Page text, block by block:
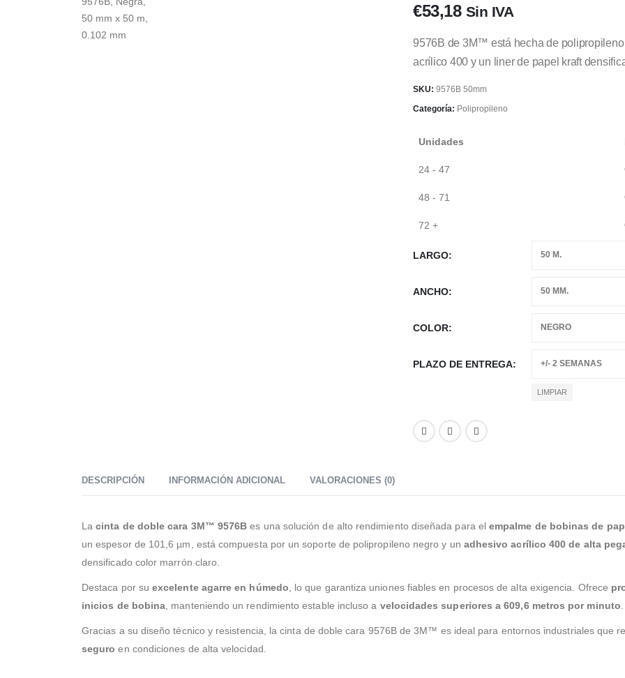
€53,18 Sin IVA
9576B de 3M™ está hecha de
acrílico 400 y un liner de papel kraft
SKU: 9576B 50mm
Categoría: Polipropileno
Unidades
24 - 47
48 - 71
72 +
LARGO
ANCHO
COLOR
PLAZO DE ENTREGA
LIMPIAR
DESCRIPCIÓN INFORMACIÓN ADICIONAL VALORACIONES (0)
Lacinta de doble cara 3M™ 9576B es una solución de alto rendimiento diseñada para elempalme de bobinas de
un espesor de 101,6 µm, está compuesta por un soporte de polipropileno negro y un adhesivo acrílico 400 de alta
densificado color marrón claro.
Destaca por suexcelente agarre en húmedo , lo que garantiza uniones fiables en procesos de alta exigencia. Ofrece
inicios de bobina , manteniendo un rendimiento estable incluso a velocidades superiores a 609,6 metros por minuto
Gracias a su diseño técnico y resistencia, la cinta de doble cara 9576B de 3M™ es ideal para entornos industriales que
seguro en condiciones de alta velocidad.